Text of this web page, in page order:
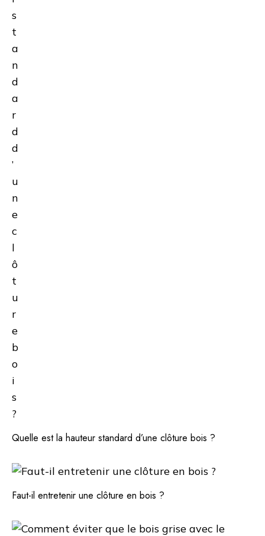
Quelle est la hauteur standard d’une clôture bois ?
Faut-il entretenir une clôture en bois ?